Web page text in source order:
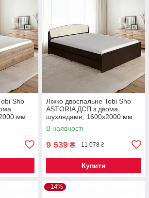
Sho
мм
Ліжко двоспальне Tobi Sho
ASTORIA ДСП з двома
шухлядами, 1600х2000 мм
Венге темний/Дуб молочний
В наявності
9 539 ₴ 11 078 ₴
Купити
–14%